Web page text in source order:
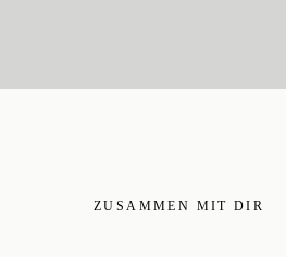
ZUSAMMEN MIT DIR